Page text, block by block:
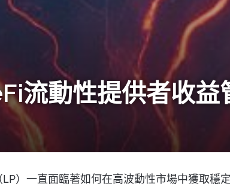
流動性提供者收益
）一直面臨著如何在高波動性市場中獲取穩